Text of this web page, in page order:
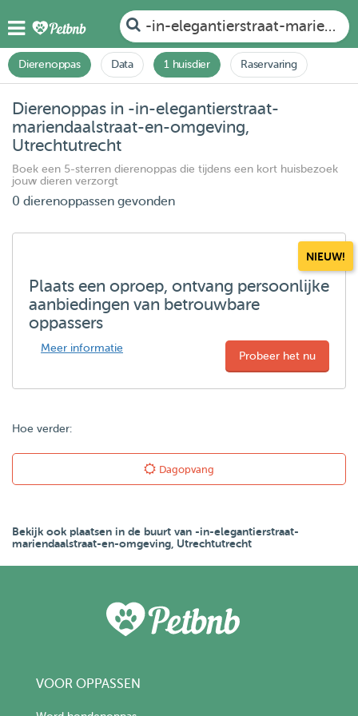
-in-elegantierstraat-
Dierenoppas Data 1 huisdier Raservaring
Dierenoppas in -in-elegantierstraat-
mariendaalstraat-en-omgeving,
Utrechtutrecht
Boek een 5-sterren dierenoppas die tijdens een kort huisbezoek
jouw dieren verzorgt
0 dierenoppassen gevonden
NIEUW!
Plaats een oproep, ontvang persoonlijke
aanbiedingen van betrouwbare
oppassers
Meer informatie
Probeer het nu
Hoe verder:
Dagopvang
Bekijk ook plaatsen in de buurt van -in-elegantierstraat-
mariendaalstraat-en-omgeving, Utrechtutrecht
VOOR OPPASSEN